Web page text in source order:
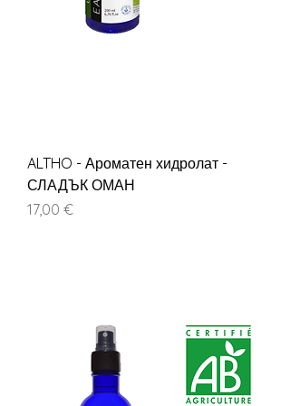
ALTHO - Ароматен хидролат -
СЛАДЪК ОМАН
Цена
17,00 €